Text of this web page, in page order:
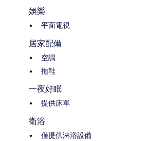
娛樂
平面電視
居家配備
空調
拖鞋
一夜好眠
提供床單
衛浴
僅提供淋浴設備